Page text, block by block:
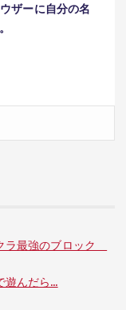
ザーに自分の名
ラ最強のブロック
遊んだら…